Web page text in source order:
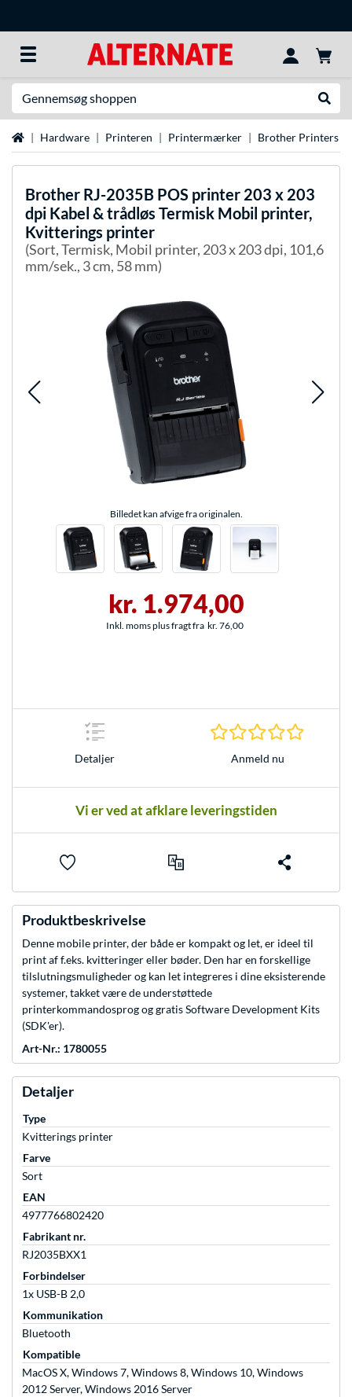
StartsideHardware Printeren Printermærker Brother Printers
Brother RJ-2035B POS printer 203 x 203
dpi Kabel & trådløs Termisk Mobil printer,
Kvitterings printer
(Sort, Termisk, Mobil printer, 203 x 203 dpi, 101,6
mm/sek., 3 cm, 58 mm)
Billedet kan afvige fra originalen.
kr. 1.974,00
Inkl. moms plus fragt fra kr. 76,00
Detaljer Anmeld nu
Vi er ved at afklare leveringstiden
Produktbeskrivelse
Denne mobile printer, der både er kompakt og let, er ideel til
print af f.eks. kvitteringer eller bøder. Den har en forskellige
tilslutningsmuligheder og kan let integreres i dine eksisterende
systemer, takket være de understøttede
printerkommandosprog og gratis Software Development Kits
(SDK'er).
Art-Nr.: 1780055
Detaljer
Type
Kvitterings printer
Farve
Sort
EAN
4977766802420
Fabrikant nr.
RJ2035BXX1
Forbindelser
1x USB-B 2,0
Kommunikation
Bluetooth
Kompatible
MacOS X, Windows 7, Windows 8, Windows 10, Windows
2012 Server, Windows 2016 Server